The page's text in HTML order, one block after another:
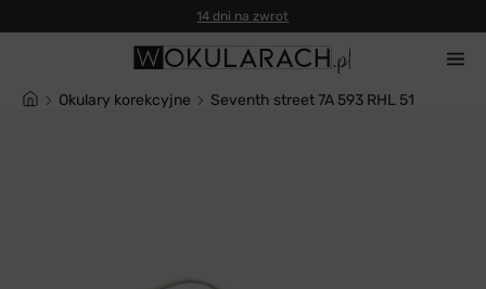
14 dni na zwrot
Okulary korekcyjne Seventh street 7A 593 RHL 51